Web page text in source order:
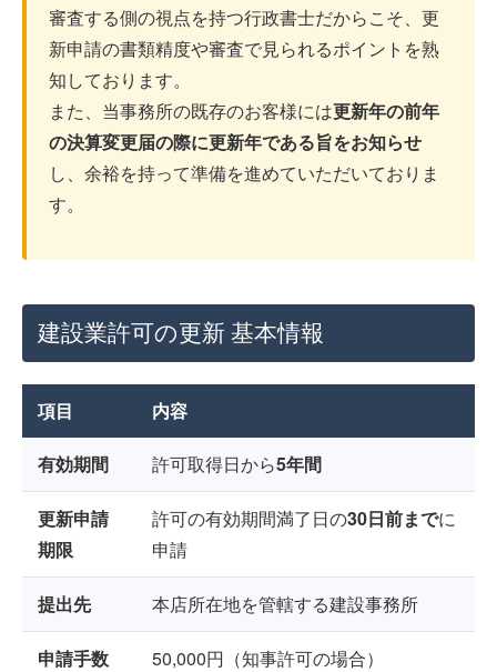
審査する側の視点を持つ行政書士だからこそ、更
新申請の書類精度や審査で見られるポイントを熟
知しております。
また、当事務所の既存のお客様には更新年の前年
の決算変更届の際に更新年である旨をお知らせ
し、余裕を持って準備を進めていただいておりま
す。
建設業許可の更新 基本情報
項目 内容
有効期間 許可取得日から5年間
更新申請
期限
許可の有効期間満了日の30日前までに
申請
提出先 本店所在地を管轄する建設事務所
申請手数
50,000円（知事許可の場合）